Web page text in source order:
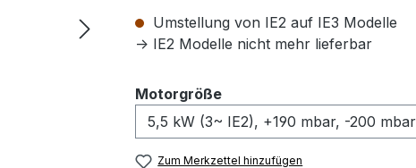
Umstellung von IE2 auf IE3 Modelle
-> IE2 Modelle nicht mehr lieferbar
Motorgrößeauswählen
Zum Merkzettel hinzufügen